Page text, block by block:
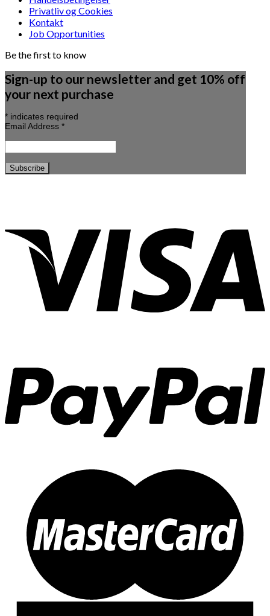
Privatliv og Cookies
Kontakt
Job Opportunities
Be the first to know
Sign-up to our newsletter and get 10% off
your next purchase
* indicates required
Email Address *